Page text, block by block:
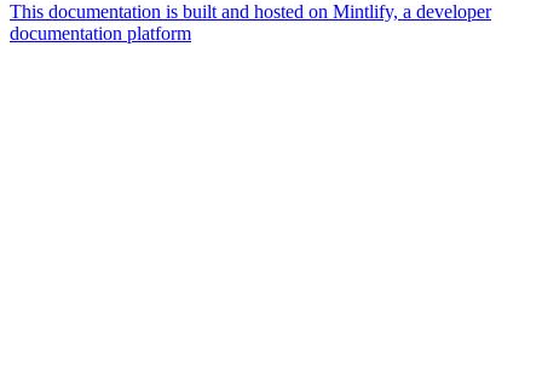
This documentation is built and hosted on Mintlify, a developer
documentation platform